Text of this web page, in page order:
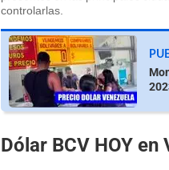
controlarlas.
Dólar BCV HOY